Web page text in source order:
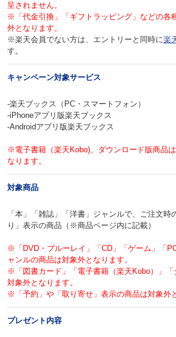
呈されません。
※「代金引換」「ギフトラッピング」などの各
外となります。
※楽天会員でない方は、エントリーと同時に楽
す。
キャンペーン対象サービス
‐楽天ブックス（PC・スマートフォン）
‐iPhoneアプリ版楽天ブックス
‐Androidアプリ版楽天ブックス
※電子書籍（楽天Kobo)、ダウンロード版商品
なります。
対象商品
「本」「雑誌」「洋書」ジャンルで、ご注文時
り」表示の商品（※商品ページ内に記載）
※「DVD・ブルーレイ」「CD」「ゲーム」「
ャンルの商品は対象外となります。
※「図書カード」「電子書籍（楽天Kobo）」「
対象外となります。
※「予約」や「取り寄せ」表示の商品は対象外
プレゼント内容